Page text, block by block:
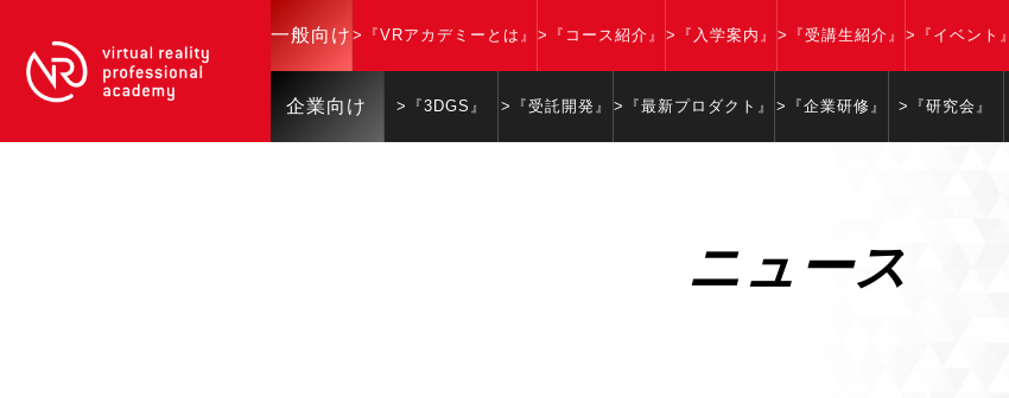
一般向け >『VRアカデミーとは』 >『コース紹介』 >『入学案内』 >『受講生紹介』 >『イベント』
企業向け >『3DGS』 >『受託開発』 >『最新プロダクト』 >『企業研修』 >『研究会』
ニュース